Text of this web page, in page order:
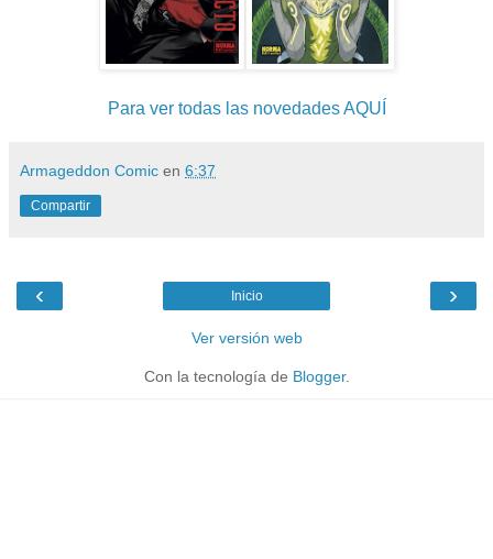
Para ver todas las novedades AQUÍ
Armageddon Comic en 6:37
Compartir
‹ ›
Inicio
Ver versión web
Con la tecnología de Blogger.